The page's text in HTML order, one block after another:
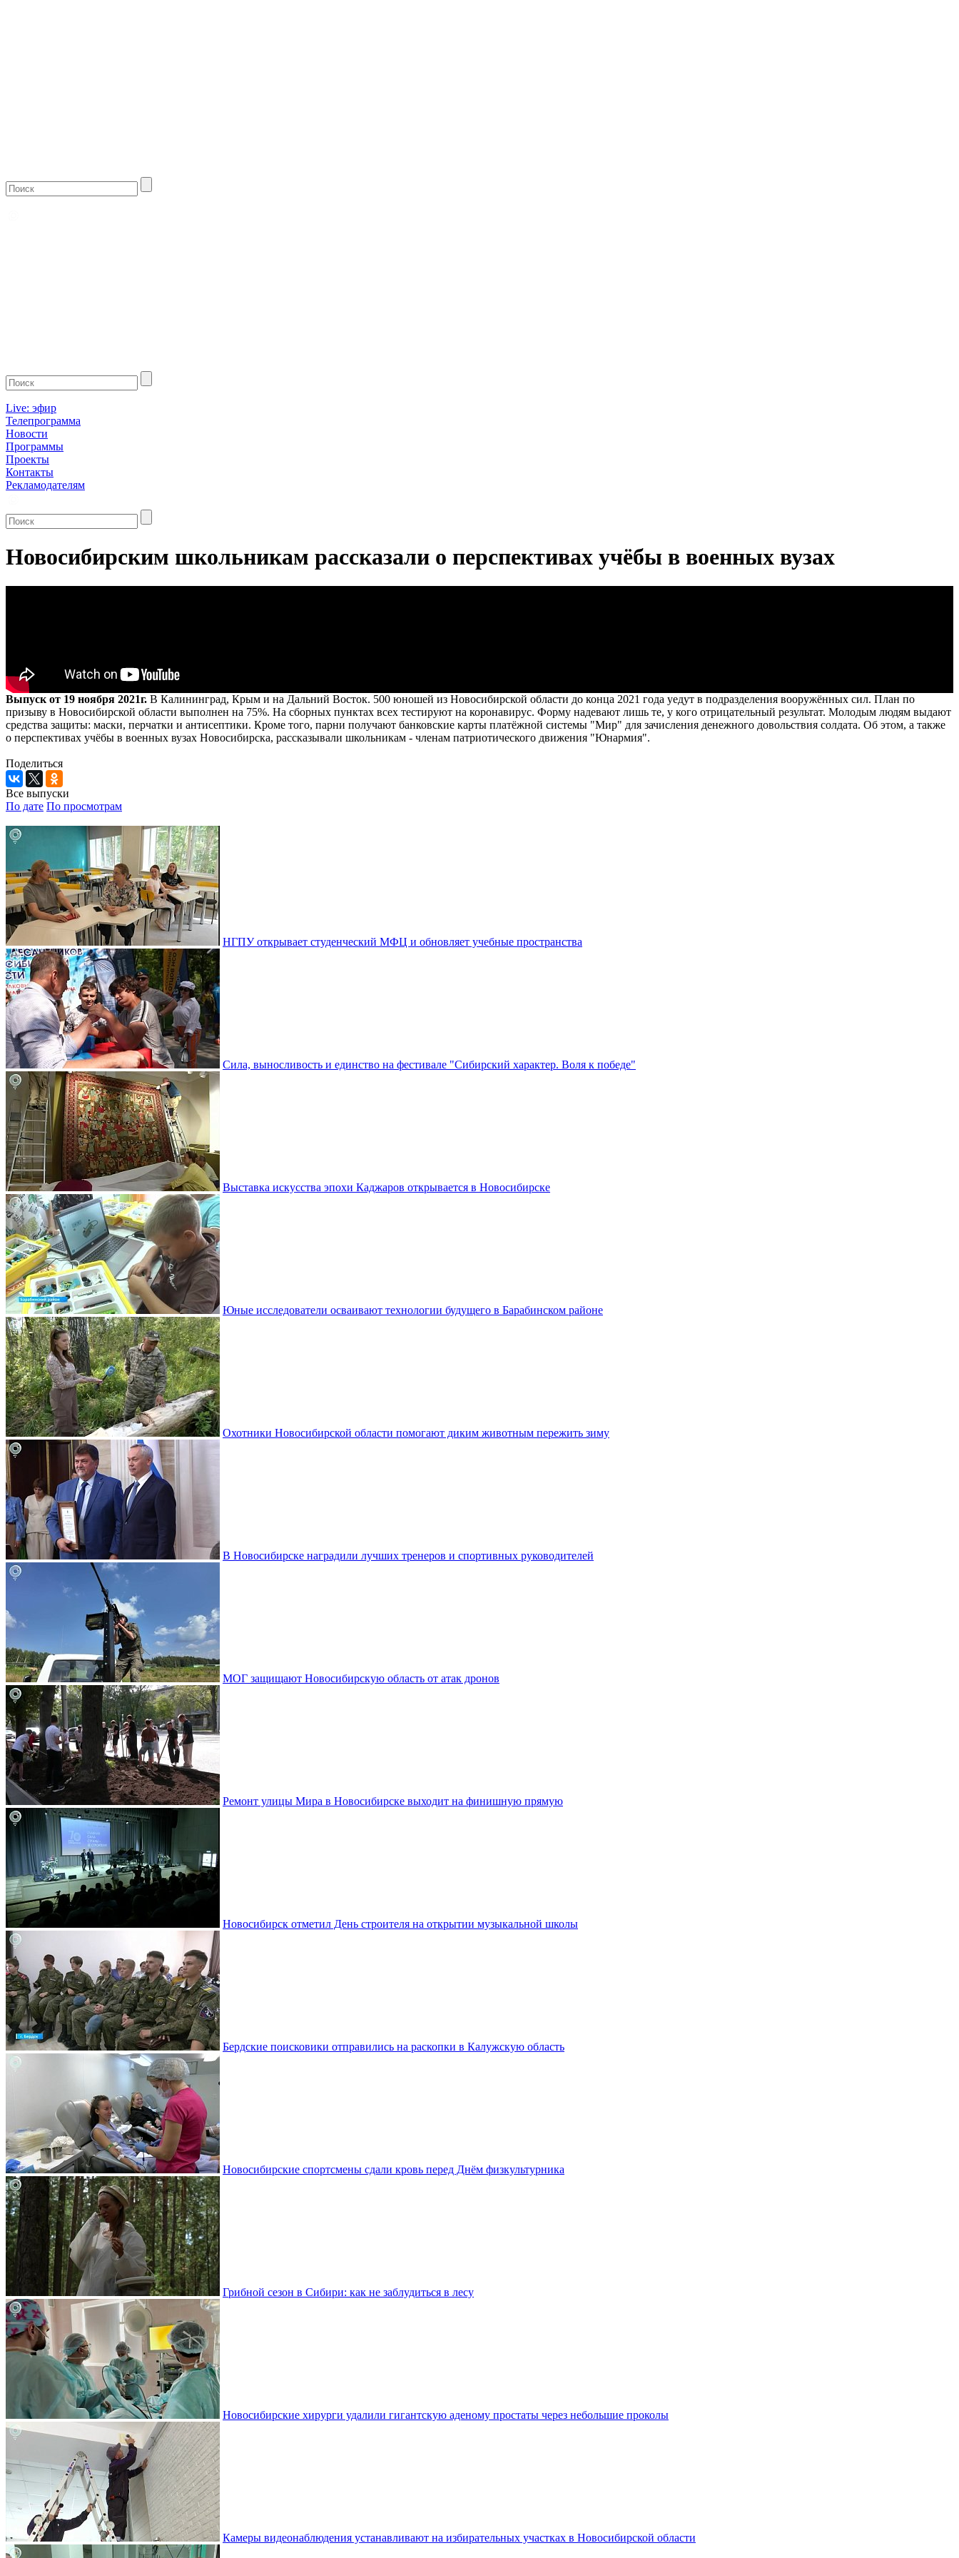
Live: эфир
Телепрограмма
Новости
Программы
Проекты
Контакты
Рекламодателям
Новосибирским школьникам рассказали о перспективах учёбы в военных вузах
Выпуск от 19 ноября 2021г. В Калининград, Крым и на Дальний Восток. 500 юношей из Новосибирской области до конца 2021 года уедут в подразделения вооружённых сил. План по
призыву в Новосибирской области выполнен на 75%. На сборных пунктах всех тестируют на коронавирус. Форму надевают лишь те, у кого отрицательный результат. Молодым людям выдают
средства защиты: маски, перчатки и антисептики. Кроме того, парни получают банковские карты платёжной системы "Мир" для зачисления денежного довольствия солдата. Об этом, а также
о перспективах учёбы в военных вузах Новосибирска, рассказывали школьникам - членам патриотического движения "Юнармия".
Поделиться
Все выпуски
По дате По просмотрам
НГПУ открывает студенческий МФЦ и обновляет учебные пространства
Сила, выносливость и единство на фестивале "Сибирский характер. Воля к победе"
Выставка искусства эпохи Каджаров открывается в Новосибирске
Юные исследователи осваивают технологии будущего в Барабинском районе
Охотники Новосибирской области помогают диким животным пережить зиму
В Новосибирске наградили лучших тренеров и спортивных руководителей
МОГ защищают Новосибирскую область от атак дронов
Ремонт улицы Мира в Новосибирске выходит на финишную прямую
Новосибирск отметил День строителя на открытии музыкальной школы
Бердские поисковики отправились на раскопки в Калужскую область
Новосибирские спортсмены сдали кровь перед Днём физкультурника
Грибной сезон в Сибири: как не заблудиться в лесу
Новосибирские хирурги удалили гигантскую аденому простаты через небольшие проколы
Камеры видеонаблюдения устанавливают на избирательных участках в Новосибирской области